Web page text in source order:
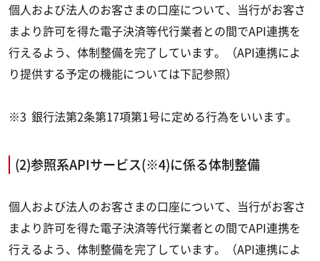
個人および法人のお客さまの口座について、当行がお客さ
まより許可を得た電子決済等代行業者との間でAPI連携を
行えるよう、体制整備を完了しています。（API連携によ
り提供する予定の機能については下記参照）
※3 銀行法第2条第17項第1号に定める行為をいいます。
(2)参照系APIサービス(※4)に係る体制整備
個人および法人のお客さまの口座について、当行がお客さ
まより許可を得た電子決済等代行業者との間でAPI連携を
行えるよう、体制整備を完了しています。（API連携によ